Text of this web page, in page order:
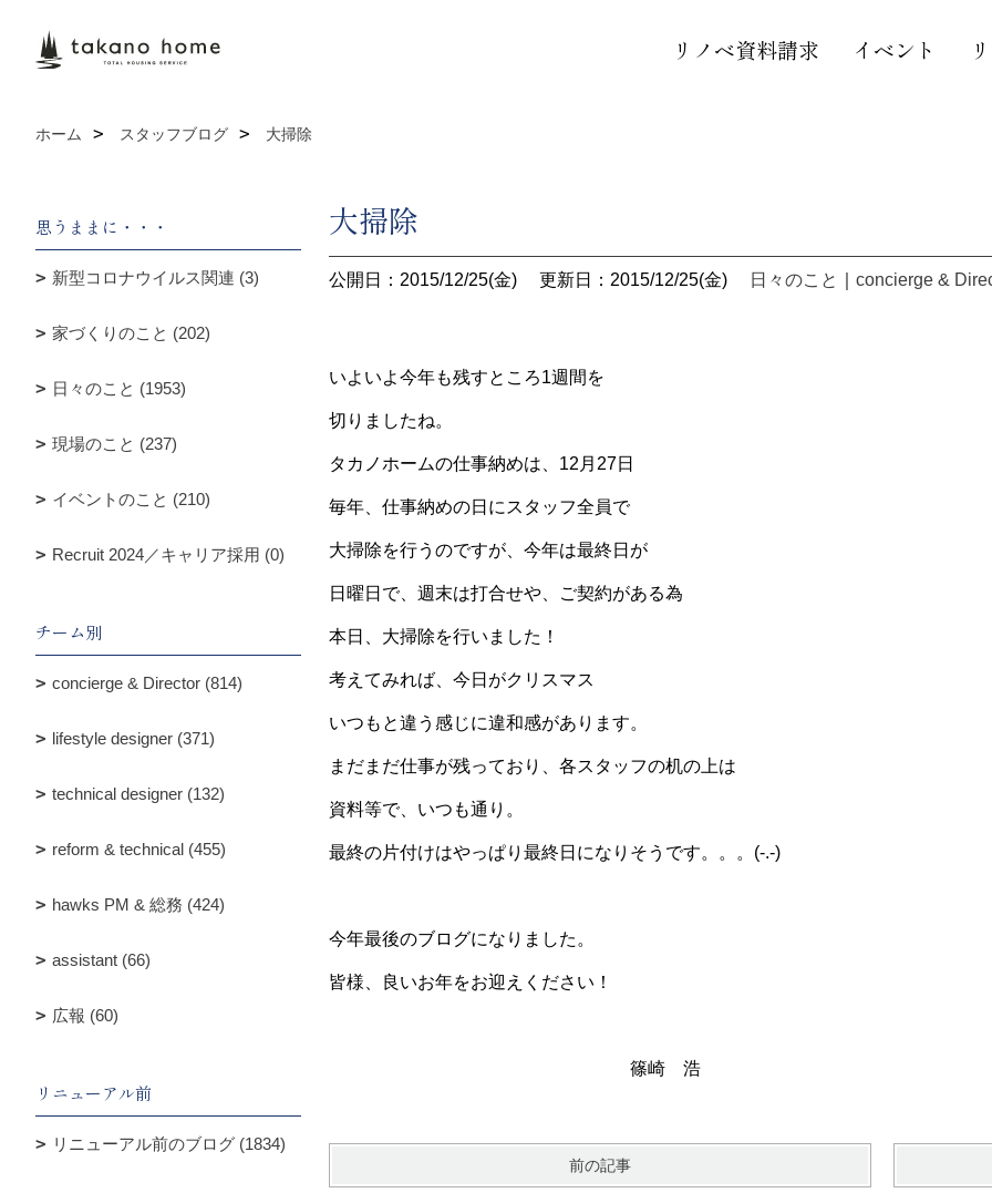
リノベ資料請求 イベント
ホーム スタッフブログ 大掃除
大掃除
公開日：2015/12/25(金) 更新日：2015/12/25(金) 日々のこと concierge &
いよいよ今年も残すところ1週間を
切りましたね。
タカノホームの仕事納めは、12月27日
毎年、仕事納めの日にスタッフ全員で
大掃除を行うのですが、今年は最終日が
日曜日で、週末は打合せや、ご契約がある為
本日、大掃除を行いました！
考えてみれば、今日がクリスマス
いつもと違う感じに違和感があります。
まだまだ仕事が残っており、各スタッフの机の上は
資料等で、いつも通り。
最終の片付けはやっぱり最終日になりそうです。。。(-.-)
今年最後のブログになりました。
皆様、良いお年をお迎えください！
篠崎 浩
前の記事
思うままに・・・
新型コロナウイルス関連 (3)
家づくりのこと (202)
日々のこと (1953)
現場のこと (237)
イベントのこと (210)
Recruit 2024／キャリア採用 (0)
チーム別
concierge & Director (814)
lifestyle designer (371)
technical designer (132)
reform & technical (455)
hawks PM & 総務 (424)
assistant (66)
広報 (60)
リニューアル前
リニューアル前のブログ (1834)